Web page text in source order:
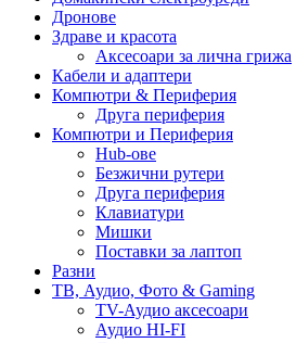
Дронове
Здраве и красота
Аксесоари за лична грижа
Кабели и адаптери
Компютри & Периферия
Друга периферия
Компютри и Периферия
Hub-ове
Безжични рутери
Друга периферия
Клавиатури
Мишки
Поставки за лаптоп
Разни
ТВ, Аудио, Фото & Gaming
TV-Аудио аксесоари
Аудио HI-FI